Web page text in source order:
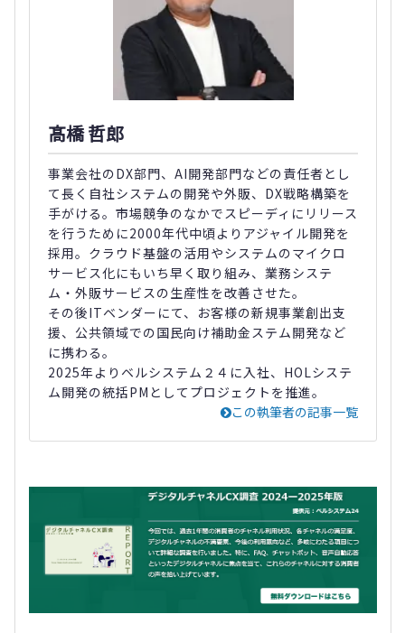
髙橋 哲郎
事業会社のDX部門、AI開発部門などの責任者とし
て長く自社システムの開発や外販、DX戦略構築を
手がける。市場競争のなかでスピーディにリリース
を行うために2000年代中頃よりアジャイル開発を
採用。クラウド基盤の活用やシステムのマイクロ
サービス化にもいち早く取り組み、業務システ
ム・外販サービスの生産性を改善させた。
その後ITベンダーにて、お客様の新規事業創出支
援、公共領域での国民向け補助金ステム開発など
に携わる。
2025年よりベルシステム２４に入社、HOLシステ
ム開発の統括PMとしてプロジェクトを推進。
この執筆者の記事一覧